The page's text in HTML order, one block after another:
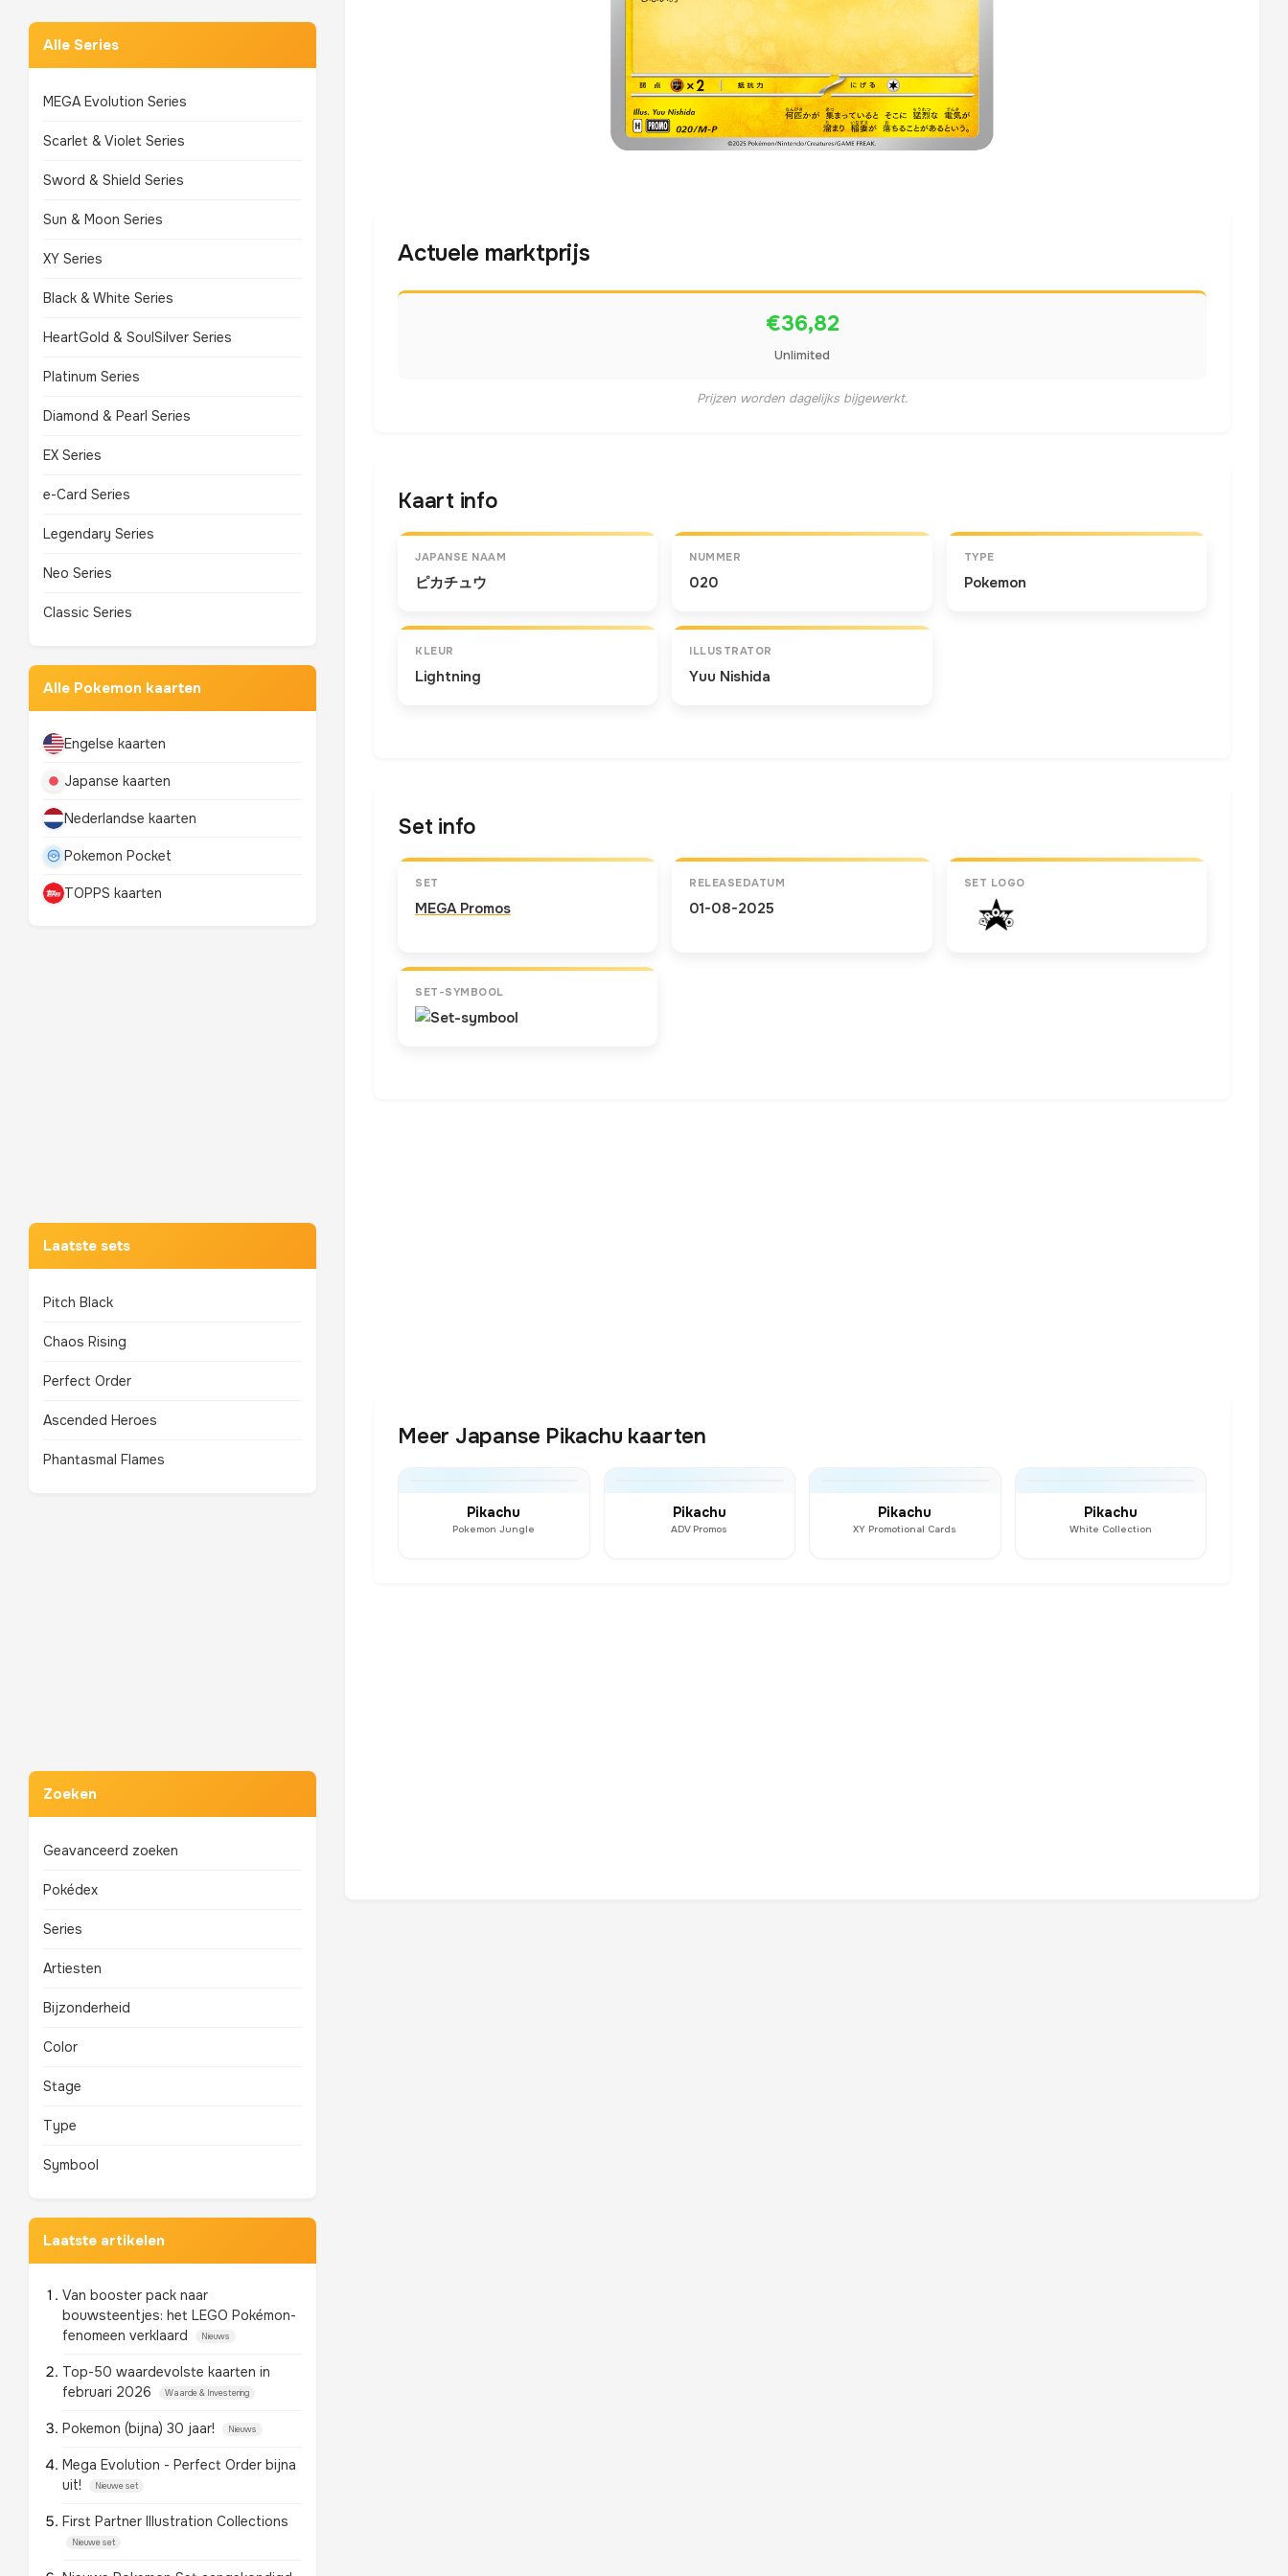
Alle Series
MEGA Evolution Series
Scarlet & Violet Series
Sword & Shield Series
Sun & Moon Series
XY Series
Black & White Series
HeartGold & SoulSilver Series
Platinum Series
Diamond & Pearl Series
EX Series
e-Card Series
Legendary Series
Neo Series
Classic Series
Alle Pokemon kaarten
Engelse kaarten
Japanse kaarten
Nederlandse kaarten
Pokemon Pocket
TOPPS kaarten
TOP 10 POKEMON
Laatste sets
Pitch Black
Chaos Rising
Perfect Order
Ascended Heroes
Phantasmal Flames
Zoeken
Geavanceerd zoeken
Pokédex
Series
Artiesten
Bijzonderheid
Color
Stage
Type
Symbool
Laatste artikelen
Van booster pack naar
bouwsteentjes: het LEGO Pokémon-
fenomeen verklaard
Nieuws
Top-50 waardevolste kaarten in
februari 2026
Waarde & Investering
Pokemon (bijna) 30 jaar! Nieuws
Mega Evolution - Perfect Order bijna
uit!
Nieuwe set
First Partner Illustration Collections
Nieuwe set
Actuele marktprijs
€36,82
Unlimited
Prijzen worden dagelijks bijgewerkt.
Kaart info
JAPANSE NAAM
ピカチュウ
NUMMER
020
TYPE
Pokemon
KLEUR
Lightning
ILLUSTRATOR
Yuu Nishida
Set info
SET
MEGA Promos
RELEASEDATUM
01-08-2025
SET LOGO
SET-SYMBOOL
Meer Japanse Pikachu kaarten
Pikachu
Pokemon Jungle
Pikachu
ADV Promos
Pikachu
XY Promotional Cards
Pikachu
White Collection